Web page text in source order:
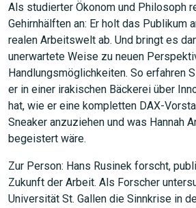
Als studierter Ökonom und Philosoph
Gehirnhälften an: Er holt das Publikum
realen Arbeitswelt ab. Und bringt es
unerwartete Weise zu neuen
Handlungsmöglichkeiten. So erfahren
er in einer irakischen Bäckerei über
hat, wie er eine kompletten DAX-
Sneaker anzuziehen und was Hannah
begeistert wäre.
Zur Person: Hans Rusinek forscht,
Zukunft der Arbeit. Als Forscher
Universität St. Gallen die Sinnkrise in